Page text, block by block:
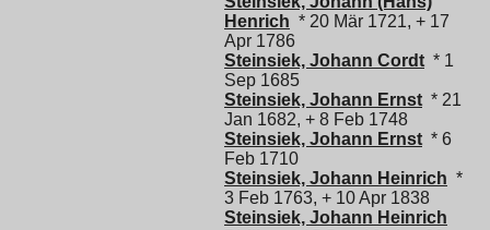
Henrich * 20 Mär 1721, + 17
Apr 1786
Steinsiek, Johann Cordt * 1
Sep 1685
Steinsiek, Johann Ernst * 21
Jan 1682, + 8 Feb 1748
Steinsiek, Johann Ernst * 6
Feb 1710
Steinsiek, Johann Heinrich *
3 Feb 1763, + 10 Apr 1838
Steinsiek, Johann Heinrich